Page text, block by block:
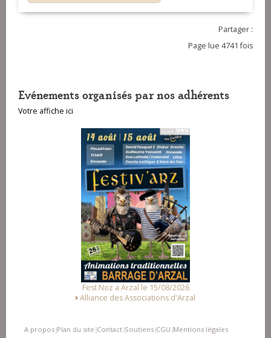
Partager :
Page lue 4741 fois
Evénements organisés par nos adhérents
Votre affiche ici
Fest Noz a Arzal le 15/08/2026
Alliance des Associations d'Arzal
A propos |Plan du site |Contact |Soutiens |CGU |Mentions légales